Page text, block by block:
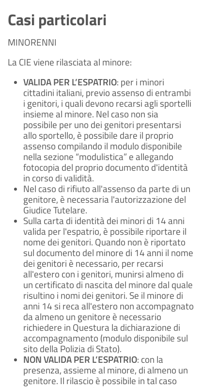
Casi particolari
MINORENNI
La CIE viene rilasciata al minore:
VALIDA PER L’ESPATRIO: per i minori
cittadini italiani, previo assenso di entrambi
i genitori, i quali devono recarsi agli sportelli
insieme al minore. Nel caso non sia
possibile per uno dei genitori presentarsi
allo sportello, è possibile dare il proprio
assenso compilando il modulo disponibile
nella sezione “modulistica” e allegando
fotocopia del proprio documento d'identità
in corso di validità.
Nel caso di rifiuto all'assenso da parte di un
genitore, è necessaria l'autorizzazione del
Giudice Tutelare.
Sulla carta di identità dei minori di 14 anni
valida per l'espatrio, è possibile riportare il
nome dei genitori. Quando non è riportato
sul documento del minore di 14 anni il nome
dei genitori è necessario, per recarsi
all'estero con i genitori, munirsi almeno di
un certificato di nascita del minore dal quale
risultino i nomi dei genitori. Se il minore di
anni 14 si reca all'estero non accompagnato
da almeno un genitore è necessario
richiedere in Questura la dichiarazione di
accompagnamento (modulo disponibile sul
sito della Polizia di Stato).
NON VALIDA PER L’ESPATRIO: con la
presenza, assieme al minore, di almeno un
genitore. Il rilascio è possibile in tal caso